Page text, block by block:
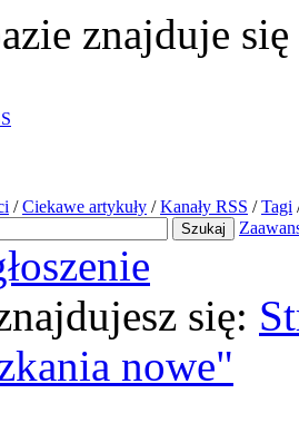
znajduje się
/ Ciekawe artykuły / Kanały RSS / Tagi
się:
nowe"